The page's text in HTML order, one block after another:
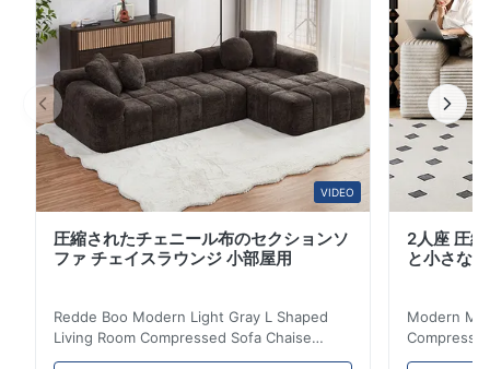
VIDEO
圧縮されたチェニール布のセクションソ
ファ チェイスラウンジ 小部屋用
Redde Boo Modern Light Gray L Shaped
Living Room Compressed Sofa Chaise
Lounge Product Overview High resilience
2人座 圧
と小さな
Modern
Room